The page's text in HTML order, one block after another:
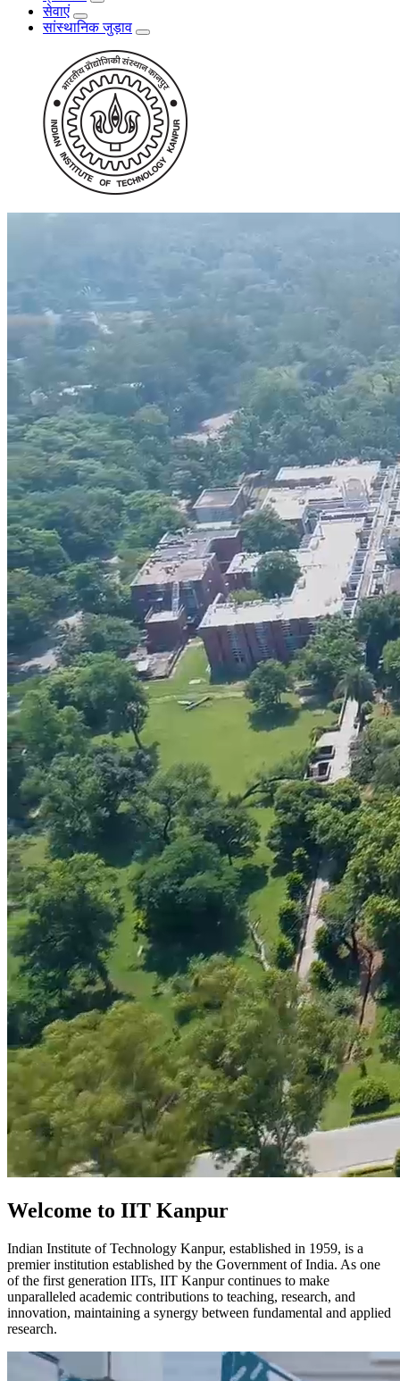
सेवाएं
सांस्थानिक जुड़ाव
Welcome to IIT Kanpur
Indian Institute of Technology Kanpur, established in 1959, is a
premier institution established by the Government of India. As one
of the first generation IITs, IIT Kanpur continues to make
unparalleled academic contributions to teaching, research, and
innovation, maintaining a synergy between fundamental and applied
research.